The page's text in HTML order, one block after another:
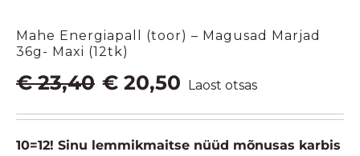
Mahe Energiapall (toor) – Magusad Marjad
36g- Maxi (12tk)
€23,40 Algne
oli:
€ 20,50 Praegune
on:
Laost otsas
10=12! Sinu lemmikmaitse nüüd mõnusas karbis